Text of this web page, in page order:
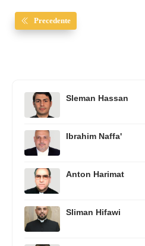
Precedente
Sleman Hassan
Ibrahim Naffa'
Anton Harimat
Sliman Hifawi